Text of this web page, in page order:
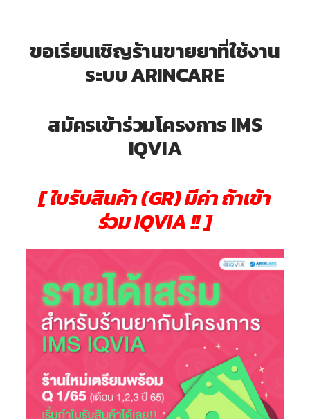
IMS IQVIA ไตรมาส 4/64 (ส่งรายงานเดื
ขอเรียนเชิญร้านขายยาที่ใช้งาน
ระบบ ARINCARE
สมัครเข้าร่วมโครงการ IMS
IQVIA
[ ใบรับสินค้า (GR) มีค่า ถ้าเข้า
ร่วม IQVIA !! ]